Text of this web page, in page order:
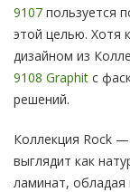
9107 пользуется
этой целью. Хотя
дизайном из
9108 Graphit с
решений.
Коллекция Rock
выглядит как
ламинат, обладая